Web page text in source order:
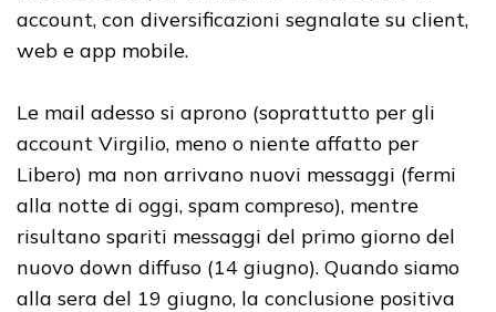
account, con diversificazioni segnalate su client,
web e app mobile.
Le mail adesso si aprono (soprattutto per gli
account Virgilio, meno o niente affatto per
Libero) ma non arrivano nuovi messaggi (fermi
alla notte di oggi, spam compreso), mentre
risultano spariti messaggi del primo giorno del
nuovo down diffuso (14 giugno). Quando siamo
alla sera del 19 giugno, la conclusione positiva